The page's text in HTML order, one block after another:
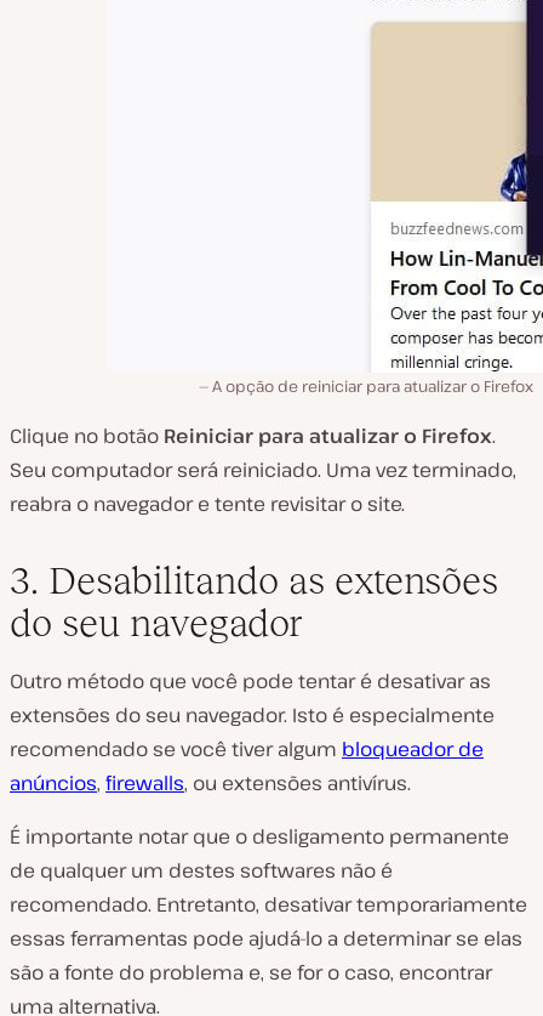
A opção de reiniciar para atualizar o Firefox
Clique no botão Reiniciar para atualizar o Firefox.
Seu computador será reiniciado. Uma vez terminado,
reabra o navegador e tente revisitar o site.
3. Desabilitando as extensões
do seu navegador
Outro método que você pode tentar é desativar as
extensões do seu navegador. Isto é especialmente
recomendado se você tiver algum bloqueador de
anúncios, firewalls, ou extensões antivírus.
É importante notar que o desligamento permanente
de qualquer um destes softwares não é
recomendado. Entretanto, desativar temporariamente
essas ferramentas pode ajudá-lo a determinar se elas
são a fonte do problema e, se for o caso, encontrar
uma alternativa.